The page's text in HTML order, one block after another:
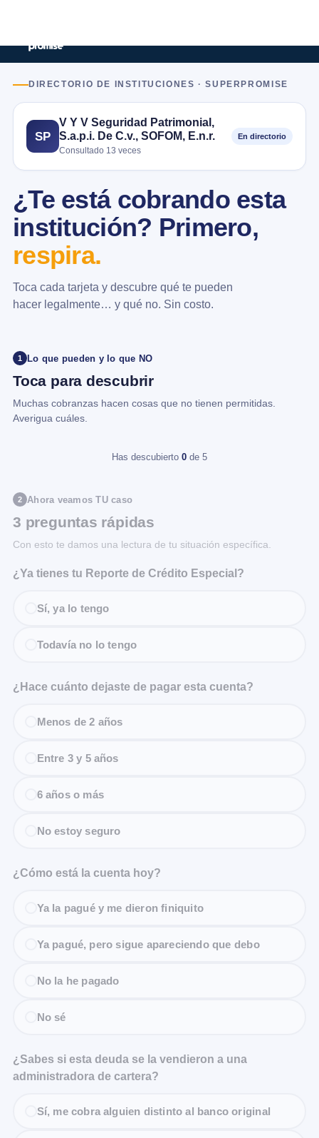
DIRECTORIO DE INSTITUCIONES · SUPERPROMISE
SP
V Y V Seguridad Patrimonial,
S.a.p.i. De C.v., SOFOM, E.n.r.
Consultado 13 veces
En directorio
¿Te está cobrando esta
institución? Primero,
respira.
Toca cada tarjeta y descubre qué te pueden
hacer legalmente… y qué no. Sin costo.
1 Lo que pueden y lo que NO
Toca para descubrir
Muchas cobranzas hacen cosas que no tienen permitidas.
Averigua cuáles.
Has descubierto 0 de 5
2 Ahora veamos TU caso
3 preguntas rápidas
Con esto te damos una lectura de tu situación específica.
¿Ya tienes tu Reporte de Crédito Especial?
Sí, ya lo tengo
Todavía no lo tengo
¿Hace cuánto dejaste de pagar esta cuenta?
Menos de 2 años
Entre 3 y 5 años
6 años o más
No estoy seguro
¿Cómo está la cuenta hoy?
Ya la pagué y me dieron finiquito
Ya pagué, pero sigue apareciendo que debo
No la he pagado
No sé
¿Sabes si esta deuda se la vendieron a una
administradora de cartera?
Sí, me cobra alguien distinto al banco original